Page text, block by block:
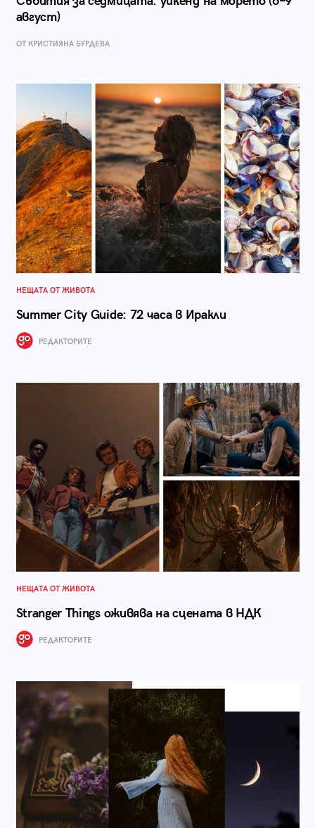
август)
ОТ КРИСТИЯНА БУРДЕВА
НЕЩАТА ОТ ЖИВОТА
Summer City Guide: 72 часа в Иракли
РЕДАКТОРИТЕ
НЕЩАТА ОТ ЖИВОТА
Stranger Things оживява на сцената в НДК
РЕДАКТОРИТЕ